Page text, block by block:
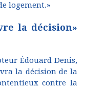
logement.»
la décision»
Édouard Denis,
la décision de la
contre la